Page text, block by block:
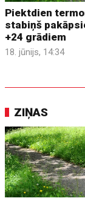
Piektdien
stabiņš
+24 grādiem
18. jūnijs, 14:34
ZIŅAS